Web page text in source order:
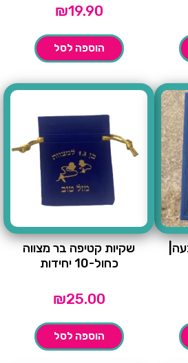
₪19.90
הוספה לסל
שקיות קטיפה בר מצווה
כחול-10 יחידות
₪25.00
הוספה לסל